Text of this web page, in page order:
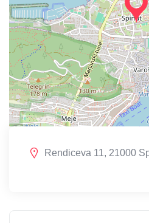
Rendiceva 11, 21000